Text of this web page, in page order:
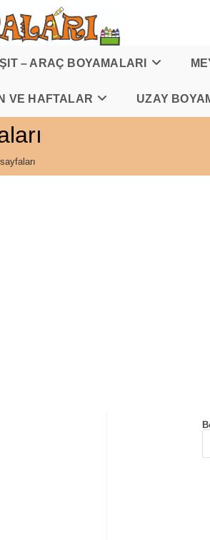
– ARAÇ BOYAMALARI
VE HAFTALAR UZAY